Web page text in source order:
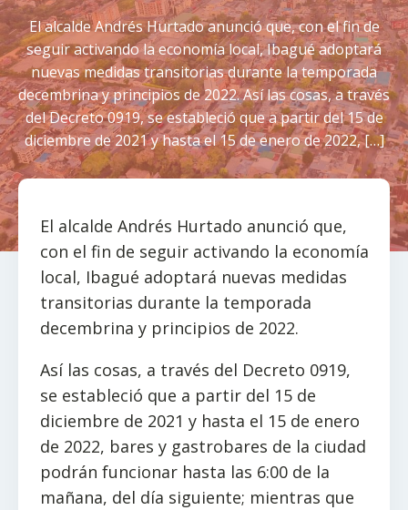
El alcalde Andrés Hurtado anunció que, con el fin de
seguir activando la economía local, Ibagué adoptará
nuevas medidas transitorias durante la temporada
decembrina y principios de 2022. Así las cosas, a través
del Decreto 0919, se estableció que a partir del 15 de
diciembre de 2021 y hasta el 15 de enero de 2022, […]
El alcalde Andrés Hurtado anunció que,
con el fin de seguir activando la economía
local, Ibagué adoptará nuevas medidas
transitorias durante la temporada
decembrina y principios de 2022.
Así las cosas, a través del Decreto 0919,
se estableció que a partir del 15 de
diciembre de 2021 y hasta el 15 de enero
de 2022, bares y gastrobares de la ciudad
podrán funcionar hasta las 6:00 de la
mañana, del día siguiente; mientras que